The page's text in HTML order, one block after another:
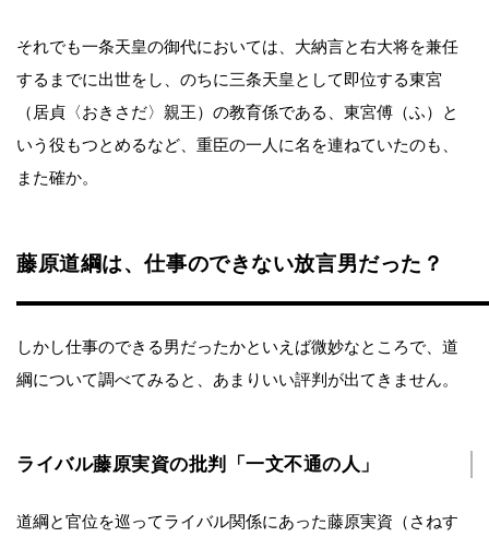
それでも一条天皇の御代においては、大納言と右大将を兼任
するまでに出世をし、のちに三条天皇として即位する東宮
（居貞〈おきさだ〉親王）の教育係である、東宮傅（ふ）と
いう役もつとめるなど、重臣の一人に名を連ねていたのも、
また確か。
藤原道綱は、仕事のできない放言男だった？
しかし仕事のできる男だったかといえば微妙なところで、道
綱について調べてみると、あまりいい評判が出てきません。
ライバル藤原実資の批判「一文不通の人」
道綱と官位を巡ってライバル関係にあった藤原実資（さねす